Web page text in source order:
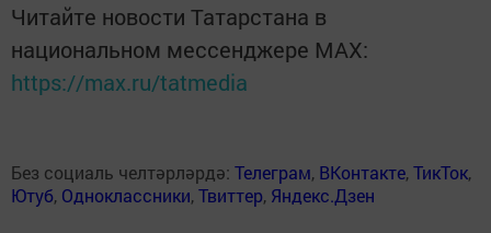
Читайте новости Татарстана в
национальном мессенджере MАХ:
https://max.ru/tatmedia
Без социаль челтәрләрдә: Телеграм, ВКонтакте,ТикТок,
Ютуб, Одноклассники,Твиттер, Яндекс.Дзен